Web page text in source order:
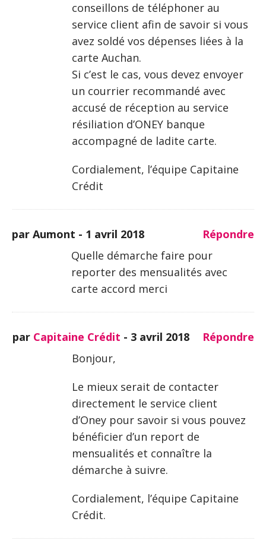
conseillons de téléphoner au
service client afin de savoir si vous
avez soldé vos dépenses liées à la
carte Auchan.
Si c’est le cas, vous devez envoyer
un courrier recommandé avec
accusé de réception au service
résiliation d’ONEY banque
accompagné de ladite carte.
Cordialement, l’équipe Capitaine
Crédit
par Aumont - 1 avril 2018
Répondre
Quelle démarche faire pour
reporter des mensualités avec
carte accord merci
par Capitaine Crédit - 3 avril 2018
Répondre
Bonjour,
Le mieux serait de contacter
directement le service client
d’Oney pour savoir si vous pouvez
bénéficier d’un report de
mensualités et connaître la
démarche à suivre.
Cordialement, l’équipe Capitaine
Crédit.